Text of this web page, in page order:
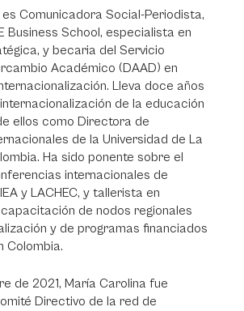
Comunicadora Social-Periodista,
Business School, especialista en
y becaria del Servicio
Académico (DAAD) en
Lleva doce años
de la educación
ellos como Directora de
de la Universidad de La
Ha sido ponente sobre el
internacionales de
y LACHEC, y tallerista en
de nodos regionales
y de programas financiados
Colombia.
de 2021, María Carolina fue
Directivo de la red de